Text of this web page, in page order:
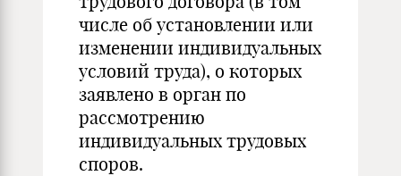
числе об установлении или
изменении индивидуальных
условий труда), о которых
заявлено в орган по
рассмотрению
индивидуальных трудовых
споров.